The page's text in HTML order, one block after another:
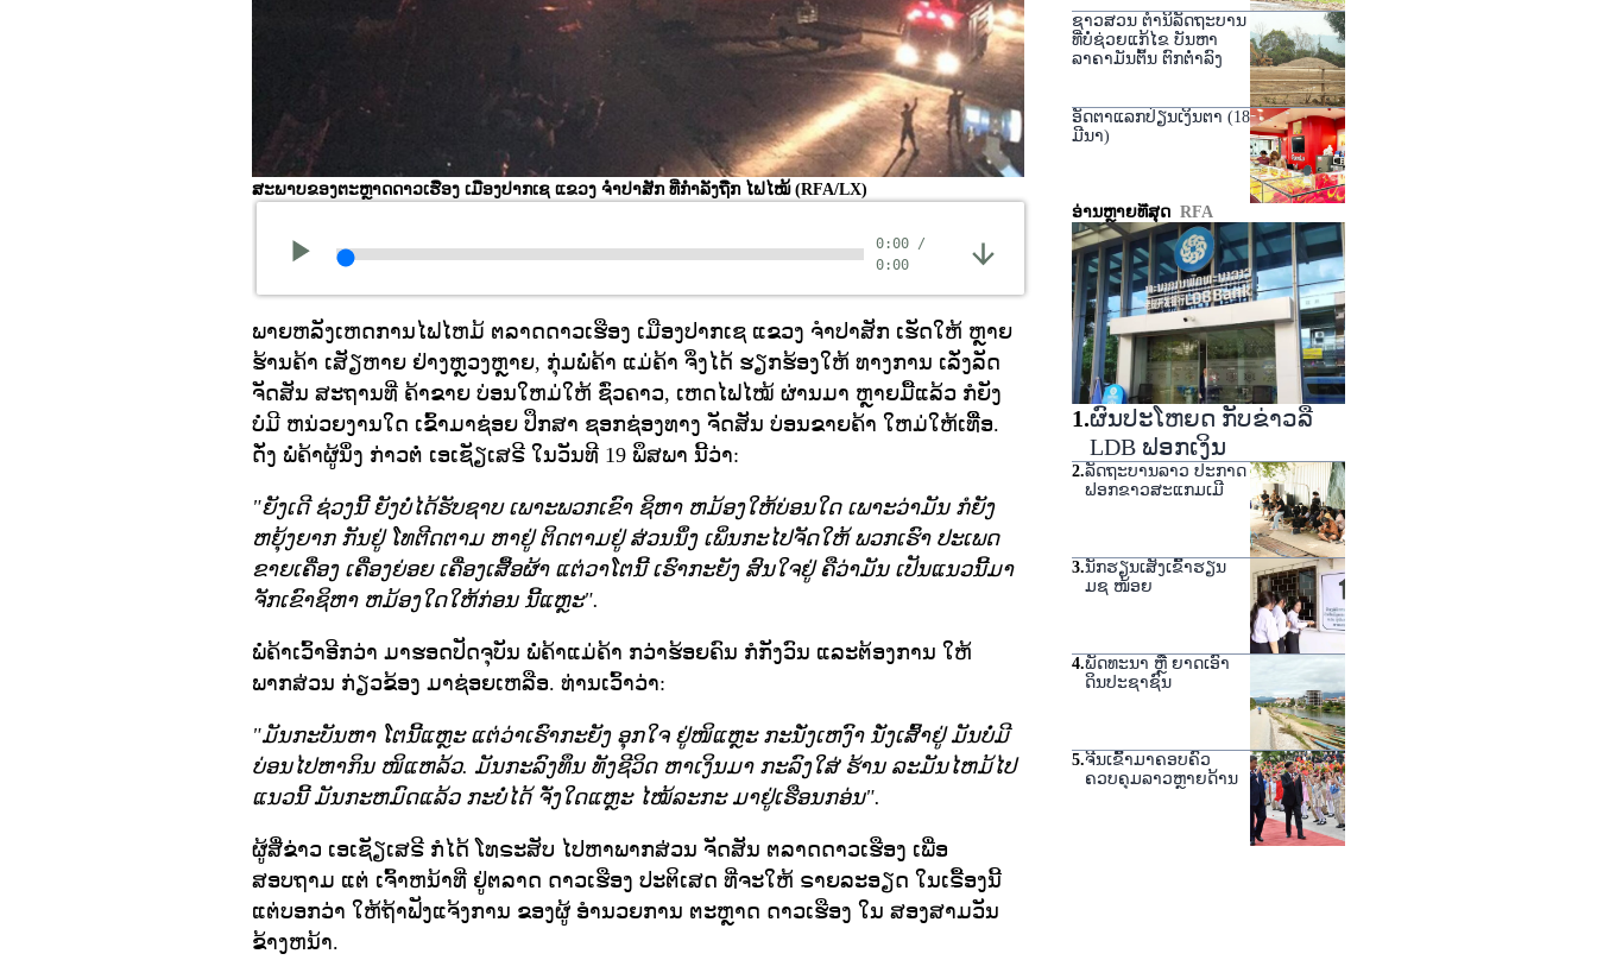
ສະພາບຂອງຕະຫຼາດດາວເຮືອງ ເມືອງປາກເຊ ແຂວງ ຈໍາປາສັກ ທີ່ກໍາລັງຖືກ ໄຟໄໝ້ (RFA/LX)
0:00 /
0:00
ພາຍຫລັງເຫດການໄຟໄຫມ້ ຕລາດດາວເຮືອງ ເມືອງປາກເຊ ແຂວງ ຈຳປາສັກ ເຮັດໃຫ້ ຫຼາຍ
ຮ້ານຄ້າ ເສັຽຫາຍ ຢ່າງຫຼວງຫຼາຍ, ກຸ່ມພໍ່ຄ້າ ແມ່ຄ້າ ຈຶ່ງໄດ້ ຮຽກຮ້ອງໃຫ້ ທາງການ ເລັ່ງລັດ
ຈັດສັນ ສະຖານທີ່ ຄ້າຂາຍ ບ່ອນໃຫມ່ໃຫ້ ຊົ່ວຄາວ, ເຫດໄຟໄໝ້ ຜ່ານມາ ຫຼາຍມື້ແລ້ວ ກໍຍັງ
ບໍ່ມີ ຫນ່ວຍງານໃດ ເຂົ້າມາຊ່ອຍ ປຶກສາ ຊອກຊ່ອງທາງ ຈັດສັນ ບ່ອນຂາຍຄ້າ ໃຫມ່ໃຫ້ເທືື່ອ.
ດັ່ງ ພໍ່ຄ້າຜູ້ນຶ່ງ ກ່າວຕໍ່ ເອເຊັຽເສຣີ ໃນວັນທີ 19 ພຶສພາ ນີ້ວ່າ:
"ຍັງເດີ ຊ່ວງນີ້ ຍັງບໍ່ໄດ້ຮັບຊາບ ເພາະພວກເຂົາ ຊິຫາ ຫມ້ອງໃຫ້ບ່ອນໃດ ເພາະວ່າມັນ ກໍຍັງ
ຫຍຸ້ງຍາກ ກັນຢູ່ ໂທຕີດຕາມ ຫາຢູ່ ຕິດຕາມຢູ່ ສ່ວນນຶ່ງ ເພິ່ນກະໄປຈັດໃຫ້ ພວກເຮົາ ປະເພດ
ຂາຍເຄື່ອງ ເຄື່ອງຍ່ອຍ ເຄື່ອງເສື້ອຜ້າ ແຕ່ວາໂຕນີ້ ເຮົາກະຍັງ ສົນໃຈຢູ່ ຄືວ່າມັນ ເປັນແນວນີ້ມາ
ຈັກເຂົາຊິຫາ ຫມ້ອງໃດໃຫ້ກ່ອນ ນີ້ແຫຼະ".
ພໍ່ຄ້າເວົ້າອີກວ່າ ມາຮອດປັດຈຸບັນ ພໍ່ຄ້າແມ່ຄ້າ ກວ່າຮ້ອຍຄົນ ກໍກັງວົນ ແລະຕ້ອງການ ໃຫ້
ພາກສ່ວນ ກ່ຽວຂ້ອງ ມາຊ່ອຍເຫລືອ. ທ່ານເວົ້າວ່າ:
"ມັນກະບັນຫາ ໂຕນີ້ແຫຼະ ແຕ່ວ່າເຮົາກະຍັງ ອຸກໃຈ ຢູ່ໜິແຫຼະ ກະນັ່ງເຫງົາ ນັ່ງເສົ້າຢູ່ ມັນບໍ່ມີ
ບ່ອນໄປຫາກິນ ໜິແຫລ້ວ. ມັນກະລົງທຶນ ທັງຊີວິດ ຫາເງິນມາ ກະລົງໃສ່ ຮ້ານ ລະມັນໄຫມ້ໄປ
ແນວນີ້ ມັນກະຫມົດແລ້ວ ກະບໍ່ໄດ້ ຈັ່ງໃດແຫຼະ ໄໝ້ລະກະ ມາຢູ່ເຮືອນກອ່ນ".
ຜູ້ສື່ຂ່າວ ເອເຊັຽເສຣີ ກໍໄດ້ ໂທຣະສັບ ໄປຫາພາກສ່ວນ ຈັດສັນ ຕລາດດາວເຮືອງ ເພື່ອ
ສອບຖາມ ແຕ່ ເຈົ້າຫນ້າທີ່ ຢູ່ຕລາດ ດາວເຮືອງ ປະຕິເສດ ທີ່ຈະໃຫ້ ຣາຍລະອຽດ ໃນເຣື້ອງນີ້
ແຕ່ບອກວ່າ ໃຫ້ຖ້າຟັງແຈ້ງການ ຂອງຜູ້ ອຳນວຍການ ຕະຫຼາດ ດາວເຮືອງ ໃນ ສອງສາມວັນ
ຂ້າງຫນ້າ.
ຊາວສວນ ຕໍານິລັດຖະບານ
ທີ່ບໍ່ຊ່ວຍແກ້ໄຂ ບັນຫາ
ລາຄາມັນຕົ້ນ ຕົກຕໍ່າລົງ
ອັດຕາແລກປ່ຽນເງິນຕາ (18
ມີນາ)
ອ່ານຫຼາຍທີ່ສຸດ RFA
1.ຜົນປະໂຫຍດ ກັບຂ່າວລື
LDB ຟອກເງິນ
2.ລັດຖະບານລາວ ປະກາດ
ຟອກຂາວສະແກມເມີ
3.ນັກຮຽນເສັງເຂົ້າຮຽນ
ມຊ ໜ້ອຍ
4.ພັດທະນາ ຫຼື ຍາດເອົາ
ດິນປະຊາຊົນ
5.ຈີນເຂົ້າມາຄອບຄົວ
ຄວບຄຸມລາວຫຼາຍດ້ານ